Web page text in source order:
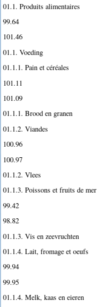
01.1. Produits alimentaires
99.64
101.46
01.1. Voeding
01.1.1. Pain et céréales
101.11
101.09
01.1.1. Brood en granen
01.1.2. Viandes
100.96
100.97
01.1.2. Vlees
01.1.3. Poissons et fruits de mer
99.42
98.82
01.1.3. Vis en zeevruchten
01.1.4. Lait, fromage et oeufs
99.94
99.95
01.1.4. Melk, kaas en eieren